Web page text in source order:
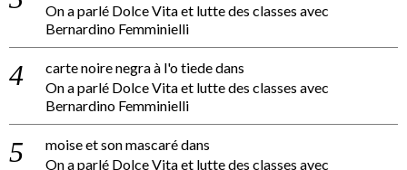
On a parlé Dolce Vita et lutte des classes avec
Bernardino Femminielli
carte noire negra à l'o tiededans
On a parlé Dolce Vita et lutte des classes avec
Bernardino Femminielli
moise et son mascarédans
On a parlé Dolce Vita et lutte des classes avec